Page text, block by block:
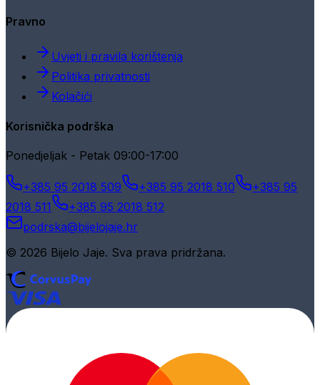
Pravno
Uvjeti i pravila korištenja
Politika privatnosti
Kolačići
Korisnička podrška
Ponedjeljak - Petak 09:00-17:00
+385 95 2018 509 +385 95 2018 510
+385 95
2018 511
+385 95 2018 512
podrska@bijelojaje.hr
© 2026 Bijelo Jaje. Sva prava pridržana.